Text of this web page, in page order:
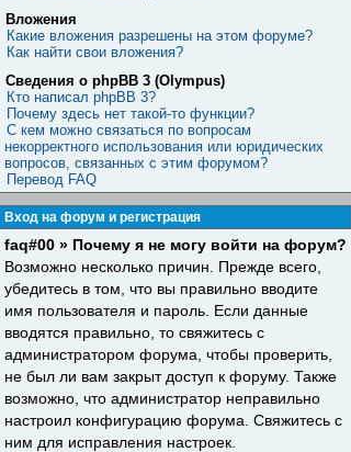
Вложения
Какие вложения разрешены на этом форуме?
Как найти свои вложения?
Сведения о phpBB 3 (Olympus)
Кто написал phpBB 3?
Почему здесь нет такой-то функции?
С кем можно связаться по вопросам
некорректного использования или юридических
вопросов, связанных с этим форумом?
Перевод FAQ
Вход на форум и регистрация
faq#00 » Почему я не могу войти на форум?
Возможно несколько причин. Прежде всего,
убедитесь в том, что вы правильно вводите
имя пользователя и пароль. Если данные
вводятся правильно, то свяжитесь с
администратором форума, чтобы проверить,
не был ли вам закрыт доступ к форуму. Также
возможно, что администратор неправильно
настроил конфигурацию форума. Свяжитесь с
ним для исправления настроек.